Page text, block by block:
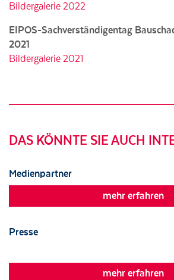
Bildergalerie 2022
EIPOS-Sachverständigentag
2021
Bildergalerie 2021
DAS KÖNNTE SIE AUCH
Medienpartner
mehr erfahren
Presse
mehr erfahren
Wir verwenden Cookies, um Funktionen